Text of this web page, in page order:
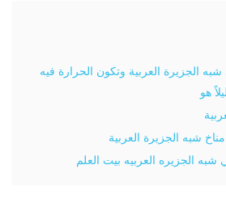
الجزيرة العربية وتكون الحرارة فيه
هو
شبه الجزيرة العربية
شبه الجزيره العربيه بيت العلم